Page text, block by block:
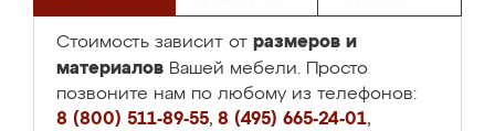
Стоимость зависит от размеров и
материалов Вашей мебели. Просто
позвоните нам по любому из телефонов:
8 (800) 511-89-55, 8 (495) 665-24-01,